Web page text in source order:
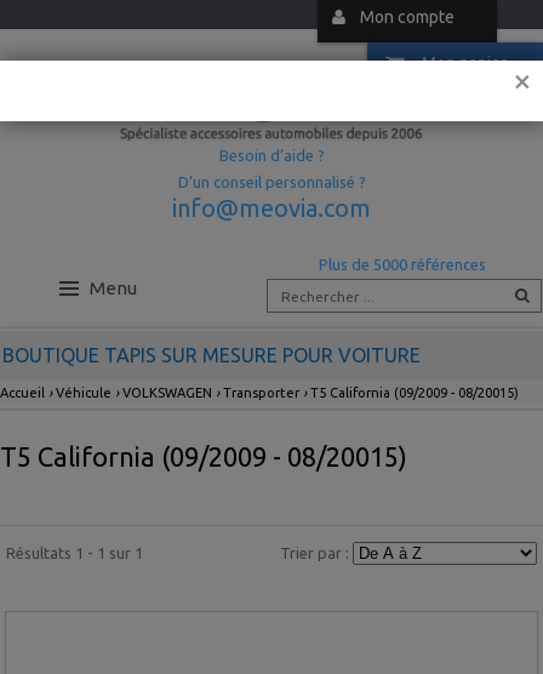
×
Mon compte
Mon panier
Besoin d’aide ?
D’un conseil personnalisé ?
info@meovia.com
Menu
Plus de 5000 références
BOUTIQUE TAPIS SUR MESURE POUR VOITURE
Accueil ›Véhicule ›VOLKSWAGEN ›Transporter ›T5 California (09/2009 - 08/20015)
T5 California (09/2009 - 08/20015)
Résultats 1 - 1 sur 1 Trier par :